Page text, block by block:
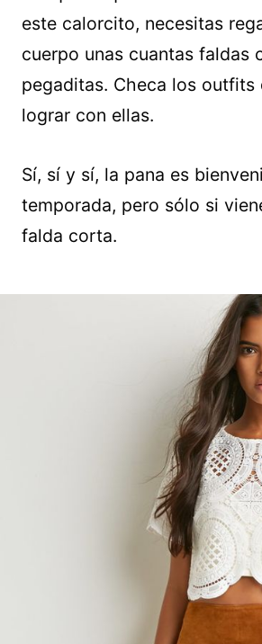
este calorcito, necesitas
cuerpo unas cuantas faldas
pegaditas. Checa los outfits
lograr con ellas.
Sí, sí y sí, la pana es
temporada, pero sólo si
falda corta.